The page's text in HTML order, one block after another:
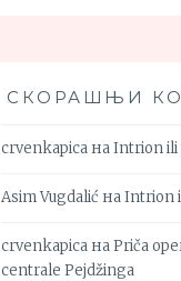
СКОРАШЊИ
crvenkapica наIntrion ili
Asim Vugdalić наIntrion
crvenkapica наPriča
centrale Pejdžinga